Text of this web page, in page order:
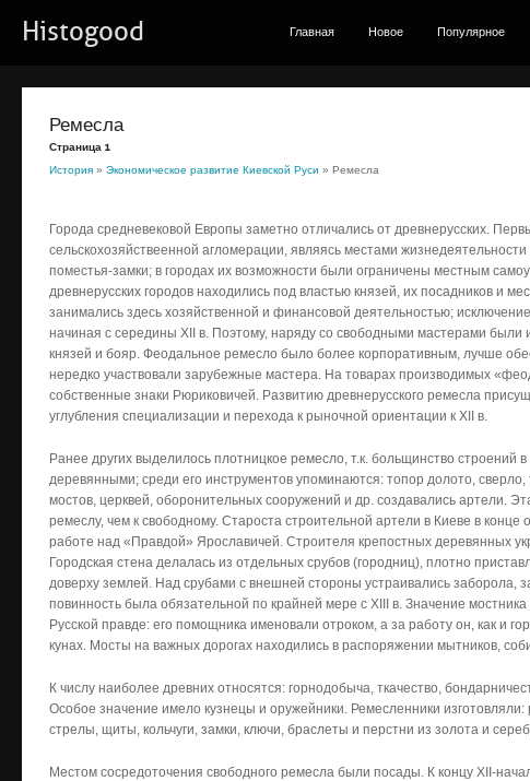
Histogood Главная Новое Популярное
Ремесла
Страница 1
История » Экономическое развитие Киевской Руси » Ремесла
Города средневековой Европы заметно отличались от древнерусских.
сельскохозяйствеенной агломерации, являясь местами
поместья-замки; в городах их возможности были ограничены местным
древнерусских городов находились под властью князей, их посадников и
занимались здесь хозяйственной и финансовой деятельностью;
начиная с середины XII в. Поэтому, наряду со свободными мастерами были
князей и бояр. Феодальное ремесло было более корпоративным, лучше
нередко участвовали зарубежные мастера. На товарах производимых
собственные знаки Рюриковичей. Развитию древнерусского ремесла
углубления специализации и перехода к рыночной ориентации к XII в.
Ранее других выделилось плотницкое ремесло, т.к. больщинство строений
деревянными; среди его инструментов упоминаются: топор долото,
мостов, церквей, оборонительных сооружений и др. создавались артели.
ремеслу, чем к свободному. Староста строительной артели в Киеве в конце
работе над «Правдой» Ярославичей. Строителя крепостных деревянных
Городская стена делалась из отдельных срубов (городниц), плотно
доверху землей. Над срубами с внешней стороны устраивались заборола,
повинность была обязательной по крайней мере с ХIII в. Значение
Русской правде: его помощника именовали отроком, а за работу он, как и
кунах. Мосты на важных дорогах находились в распоряжении мытников,
К числу наиболее древних относятся: горнодобыча, ткачество,
Особое значение имело кузнецы и оружейники. Ремесленники
стрелы, щиты, кольчуги, замки, ключи, браслеты и перстни из золота и
Местом сосредоточения свободного ремесла были посады. К концу XII-